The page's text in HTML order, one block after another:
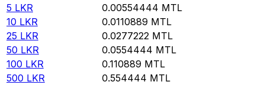
5 LKR 0.00554444 MTL
10 LKR 0.0110889 MTL
25 LKR 0.0277222 MTL
50 LKR 0.0554444 MTL
100 LKR 0.110889 MTL
500 LKR 0.554444 MTL